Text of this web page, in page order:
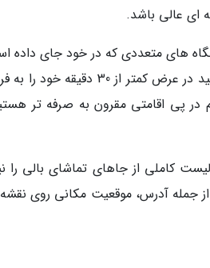
ای عالی باشد.
های متعددی که در خود جای داده
به شمار میرود. ضمناً، از این محل
در پی اقامتی مقرون به صرفه تر
کاملی از جاهای تماشای بالی را
از جمله آدرس، موقعیت مکانی روی